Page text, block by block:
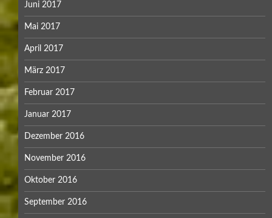
Juni 2017
Mai 2017
April 2017
März 2017
Februar 2017
Januar 2017
Dezember 2016
November 2016
Oktober 2016
September 2016